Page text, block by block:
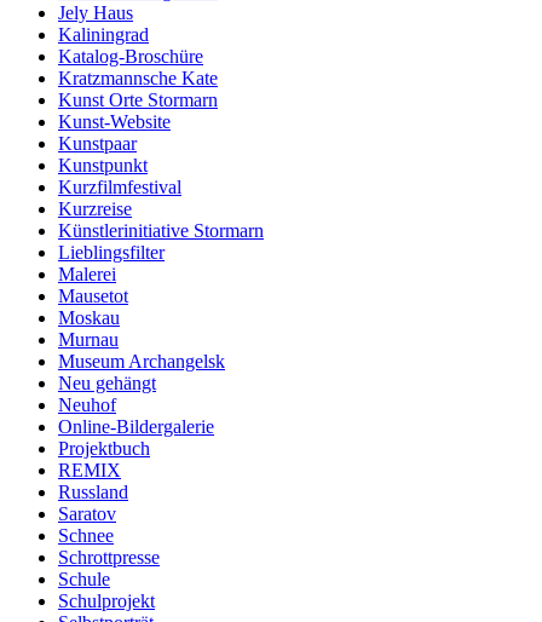
Jely Haus
Kaliningrad
Katalog-Broschüre
Kratzmannsche Kate
Kunst Orte Stormarn
Kunst-Website
Kunstpaar
Kunstpunkt
Kurzfilmfestival
Kurzreise
Künstlerinitiative Stormarn
Lieblingsfilter
Malerei
Mausetot
Moskau
Murnau
Museum Archangelsk
Neu gehängt
Neuhof
Online-Bildergalerie
Projektbuch
REMIX
Russland
Saratov
Schnee
Schrottpresse
Schule
Schulprojekt